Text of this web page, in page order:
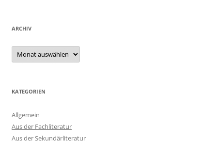
ARCHIV
Archiv
KATEGORIEN
Allgemein
Aus der Fachliteratur
Aus der Sekundärliteratur